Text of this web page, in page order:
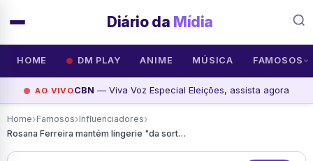
Diário da Mídia
HOME DM PLAY ANIME MÚSICA FAMOSOS
AO VIVOCBN — Viva Voz Especial Eleições, assista agora
Home›Famosos›Influenciadores›
Rosana Ferreira mantém lingerie "da sorte" e promete segui-la até o fim